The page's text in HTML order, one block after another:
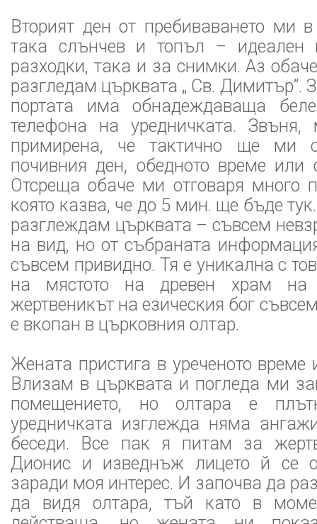
Вторият ден от пребиваването ми
така слънчев и топъл – идеален
разходки, така и за снимки. Аз
разгледам църквата „ Св. Димитър”.
портата има обнадеждаваща
телефона на уредничката. Звъня,
примирена, че тактично ще ми
почивния ден, обедното време или
Отсреща обаче ми отговаря много
която казва, че до 5 мин. ще бъде
разглеждам църквата – съвсем
на вид, но от събраната
съвсем привидно. Тя е уникална с
на мястото на древен храм на
жертвеникът на езическия бог
е вкопан в църковния олтар.
Жената пристига в уреченото време
Влизам в църквата и погледа ми
помещението, но олтара е
уредничката изглежда няма
беседи. Все пак я питам за
Дионис и изведнъж лицето й се
заради моя интерес. И започва да
да видя олтара, тъй като в